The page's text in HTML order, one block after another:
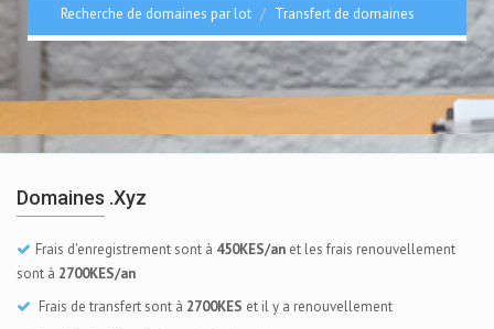
Recherche de domaines par lot Transfert de domaines
Domaines .xyz
Frais d'enregistrement sont à 450KES/an et les frais renouvellement
sont à 2700KES/an
Frais de transfert sont à 2700KES et il y a renouvellement